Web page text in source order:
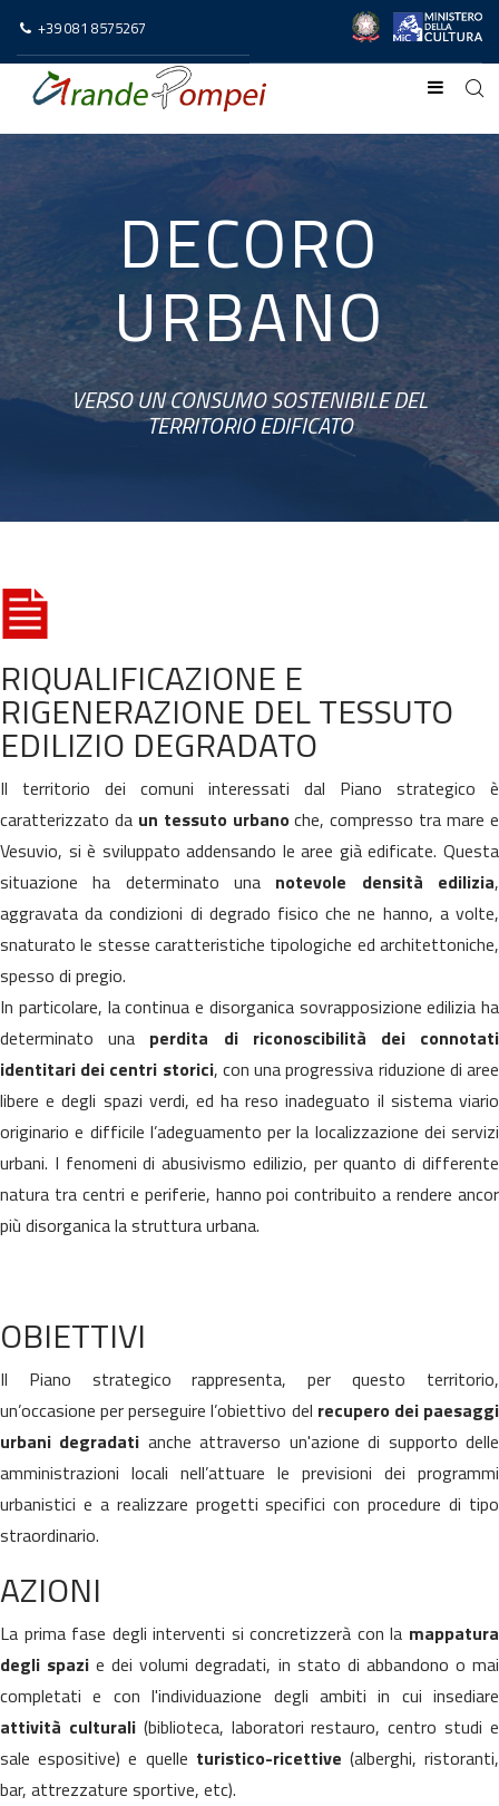
+39 081 8575267
DECORO
URBANO
VERSO UN CONSUMO SOSTENIBILE DEL
TERRITORIO EDIFICATO
RIQUALIFICAZIONE E
RIGENERAZIONE DEL TESSUTO
EDILIZIO DEGRADATO
Il territorio dei comuni interessati dal Piano strategico è
caratterizzato da un tessuto urbanoche, compresso tra mare e
Vesuvio, si è sviluppato addensando le aree già edificate. Questa
situazione ha determinato una notevole densità edilizia,
aggravata da condizioni di degrado fisico che ne hanno, a volte,
snaturato le stesse caratteristiche tipologiche ed architettoniche,
spesso di pregio.
In particolare, la continua e disorganica sovrapposizione edilizia ha
determinato una perdita di riconoscibilità dei connotati
identitari dei centri storici, con una progressiva riduzione di aree
libere e degli spazi verdi, ed ha reso inadeguato il sistema viario
originario e difficile l’adeguamento per la localizzazione dei servizi
urbani. I fenomeni di abusivismo edilizio, per quanto di differente
natura tra centri e periferie, hanno poi contribuito a rendere ancor
più disorganica la struttura urbana.
OBIETTIVI
Il Piano strategico rappresenta, per questo territorio,
un’occasione per perseguire l’obiettivo del recupero dei paesaggi
urbani degradati anche attraverso un'azione di supporto delle
amministrazioni locali nell’attuare le previsioni dei programmi
urbanistici e a realizzare progetti specifici con procedure di tipo
straordinario.
AZIONI
La prima fase degli interventi si concretizzerà con la mappatura
degli spazi e dei volumi degradati, in stato di abbandono o mai
completati e con l'individuazione degli ambiti in cui insediare
attività culturali(biblioteca, laboratori restauro, centro studi e
sale espositive) e quelle turistico-ricettive (alberghi, ristoranti,
bar, attrezzature sportive, etc).